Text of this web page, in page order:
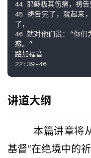
44 耶稣极其伤痛，祷告
45 祷告完了，就起来
了，
46 就对他们说：“你们
惑。”
路加福音
讲道大纲
基督“在绝境中的祈